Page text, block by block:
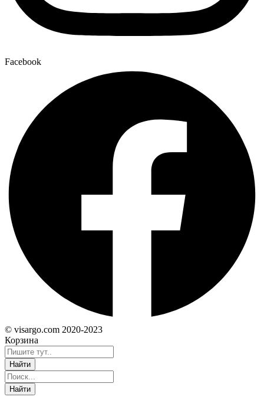
Facebook
© visargo.com 2020-2023
Корзина